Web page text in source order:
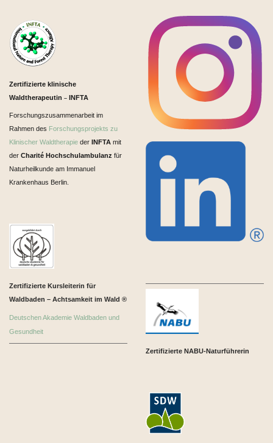
Zertifizierte klinische
Waldtherapeutin – INFTA
Forschungszusammenarbeit im
Rahmen des Forschungsprojekts zu
Klinischer Waldtherapie der INFTA mit
der Charité Hochschulambulanz für
Naturheilkunde am Immanuel
Krankenhaus Berlin.
Zertifizierte Kursleiterin für
Waldbaden – Achtsamkeit im Wald ®
Deutschen Akademie Waldbaden und
Gesundheit
Zertifizierte NABU-Naturführerin